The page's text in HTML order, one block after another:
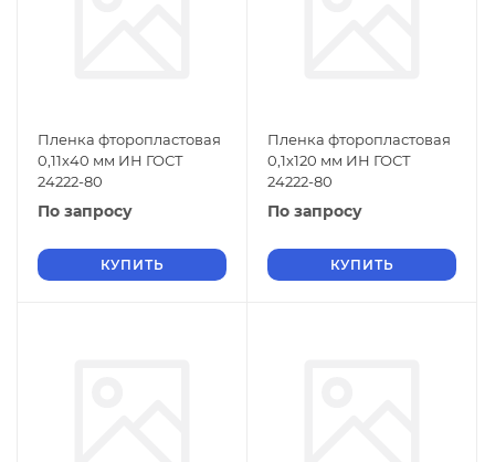
Пленка фторопластовая
0,11х40 мм ИН ГОСТ
24222-80
По запросу
КУПИТЬ
Пленка фторопластовая
0,1х120 мм ИН ГОСТ
24222-80
По запросу
КУПИТЬ